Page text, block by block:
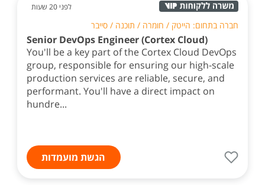
לפני 20 שעות
חברה בתחום: הייטק / חומרה / תוכנה / סייבר
Senior DevOps Engineer (Cortex Cloud)
You'll be a key part of the Cortex Cloud DevOps
group, responsible for ensuring our high-scale
production services are reliable, secure, and
performant. You'll have a direct impact on
hundre...
הגשת מועמדות